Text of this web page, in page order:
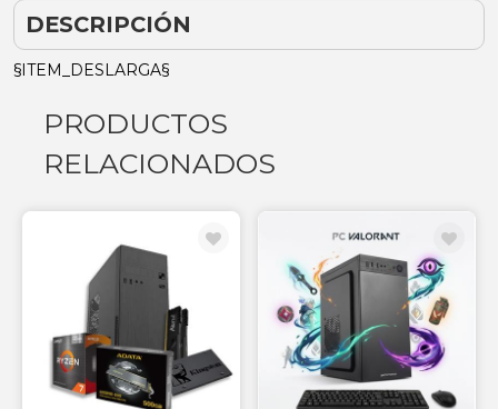
DESCRIPCIÓN
§ITEM_DESLARGA§
PRODUCTOS
RELACIONADOS